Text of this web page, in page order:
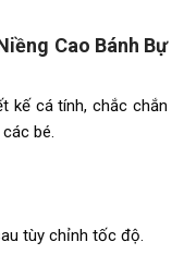
Cao Bánh Bự
kế cá tính, chắc chắn
bé.
tùy chỉnh tốc độ.